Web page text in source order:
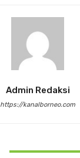
Admin Redaksi
https://kanalborneo.com